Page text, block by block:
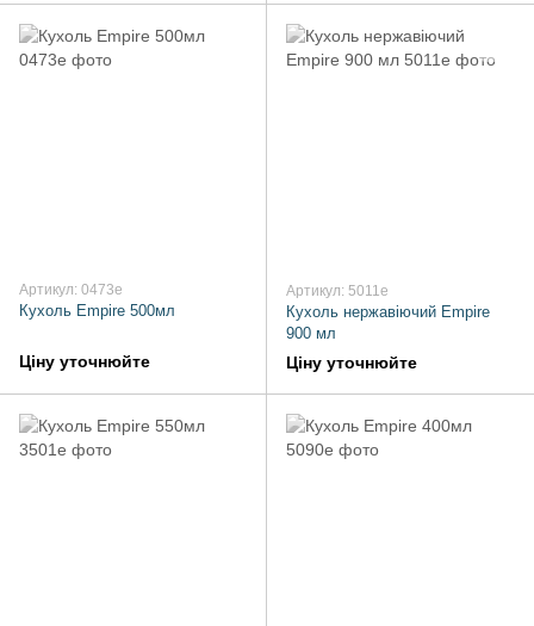
Артикул: 0473e
Кухоль Empire 500мл
Ціну уточнюйте
Артикул: 5011e
Кухоль нержавіючий Empire
900 мл
Ціну уточнюйте